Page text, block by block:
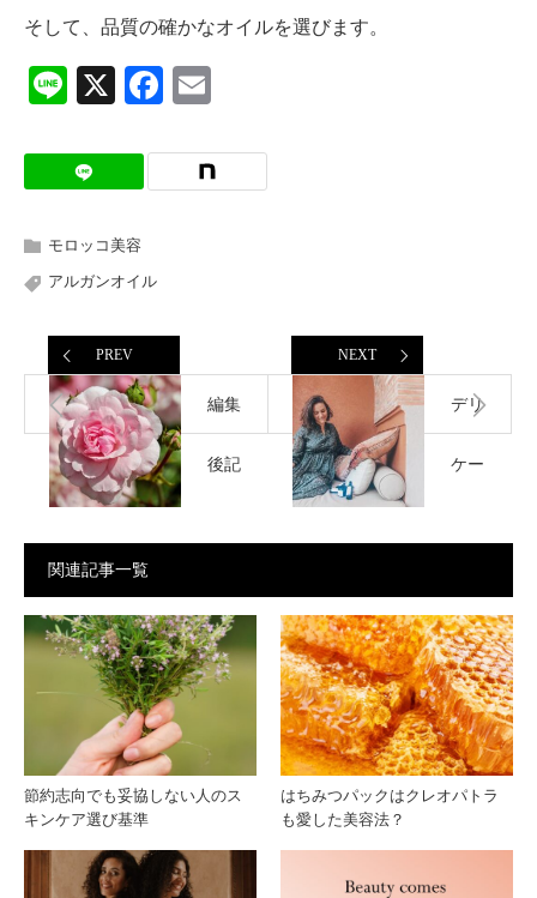
そして、品質の確かなオイルを選びます。
LineX Facebook
モロッコ美容
アルガンオイル
PREV
編集
後記
ンオ
のユ
NEXT
デリ
ケー
の乾
燥は
なぜ
関連記事一覧
節約志向でも妥協しない人のス
キンケア選び基準
はちみつパックはクレオパトラ
も愛した美容法？